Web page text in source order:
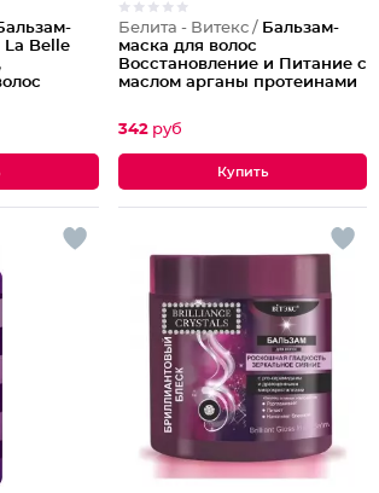
La Belle
Белита - Витекс / Бальзам-
маска для волос
Восстановление и Питание с
маслом арганы протеинами
Salon Hair
342 руб